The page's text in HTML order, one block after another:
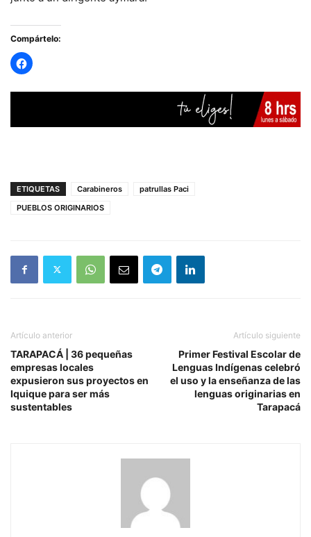
Compártelo:
ETIQUETAS Carabineros
patrullas Paci
PUEBLOS ORIGINARIOS
Artículo anterior
TARAPACÁ | 36 pequeñas
empresas locales
expusieron sus proyectos en
Iquique para ser más
sustentables
Artículo siguiente
Primer Festival Escolar de
Lenguas Indígenas celebró
el uso y la enseñanza de las
lenguas originarias en
Tarapacá